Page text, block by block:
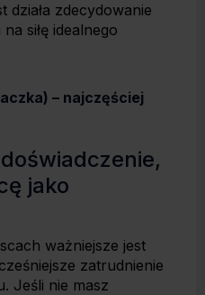
działa zdecydowanie
siłę idealnego
– najczęściej
jako
ważniejsze jest
zatrudnienie
Jeśli nie masz